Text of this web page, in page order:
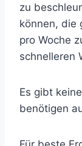
zu
können, die
pro Woche
schnelleren
Es gibt
benötigen